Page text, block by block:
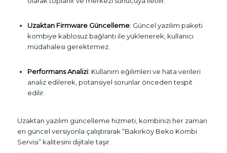
Uzaktan Firmware Güncelleme: Güncel yazılım paketi
kombiye kablosuz bağlantı ile yüklenerek, kullanıcı
müdahalesi gerektirmez.
Performans Analizi: Kullanım eğilimleri ve hata verileri
analiz edilerek, potansiyel sorunlar önceden tespit
edilir.
Uzaktan yazılım güncelleme hizmeti, kombinizi her zaman
en güncel versiyonla çalıştırarak “Bakırköy Beko Kombi
Servisi” kalitesini dijitale taşır.